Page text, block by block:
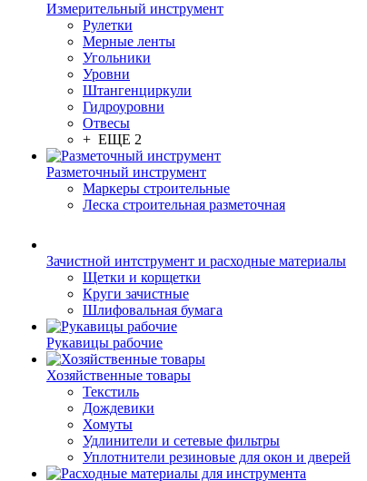
Измерительный инструмент
Рулетки
Мерные ленты
Угольники
Уровни
Штангенциркули
Гидроуровни
Отвесы
+ ЕЩЕ 2
Разметочный инструмент
Маркеры строительные
Леска строительная разметочная
Зачистной интструмент и расходные материалы
Щетки и корщетки
Круги зачистные
Шлифовальная бумага
Рукавицы рабочие
Хозяйственные товары
Текстиль
Дождевики
Хомуты
Удлинители и сетевые фильтры
Уплотнители резиновые для окон и дверей